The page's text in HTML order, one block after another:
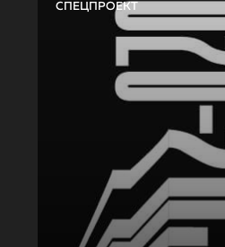
СПЕЦПРОЕКТ